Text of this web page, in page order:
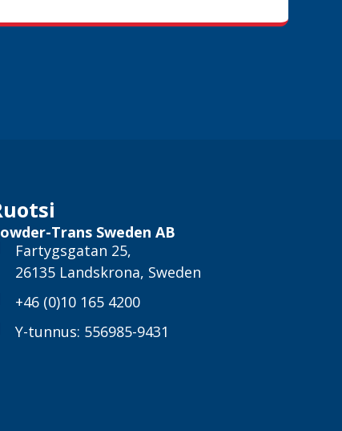
Trans Sweden AB
Fartygsgatan 25,
26135 Landskrona, Sweden
+46 (0)10 165 4200
Y-tunnus: 556985-9431